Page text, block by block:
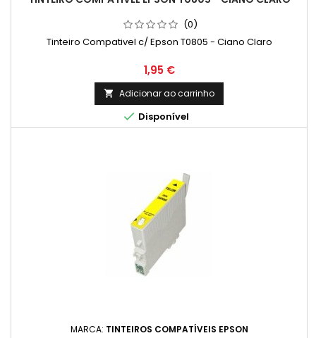
(0)
Tinteiro Compativel c/ Epson T0805 - Ciano Claro
Preço
1,95 €
 Adicionar ao carrinho
 Disponível
MARCA: TINTEIROS COMPATÍVEIS EPSON